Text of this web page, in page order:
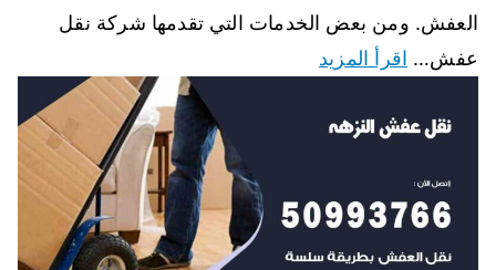
العفش. ومن بعض الخدمات التي تقدمها شركة نقل
عفش… اقرأ المزيد